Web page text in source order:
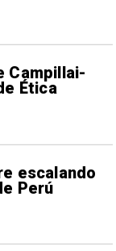
Campillai-
Ética
escalando
Perú